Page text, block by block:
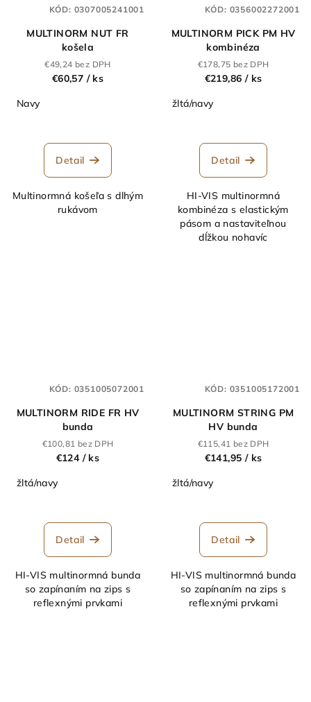
MULTINORM NUT FR
košela
€49,24 bez DPH
€60,57 / ks
Navy
Detail
Multinormná košeľa s dlhým
rukávom
KÓD: 0307005241001
MULTINORM PICK PM HV
kombinéza
€178,75 bez DPH
€219,86 / ks
žltá/navy
Detail
HI-VIS multinormná
kombinéza s elastickým
pásom a nastaviteľnou
dĺžkou nohavíc
KÓD: 0356002272001
MULTINORM RIDE FR HV
bunda
€100,81 bez DPH
€124 / ks
žltá/navy
Detail
HI-VIS multinormná bunda
so zapínaním na zips s
reflexnými prvkami
KÓD: 0351005072001
MULTINORM STRING PM
HV bunda
€115,41 bez DPH
€141,95 / ks
žltá/navy
Detail
HI-VIS multinormná bunda
so zapínaním na zips s
reflexnými prvkami
KÓD: 0351005172001